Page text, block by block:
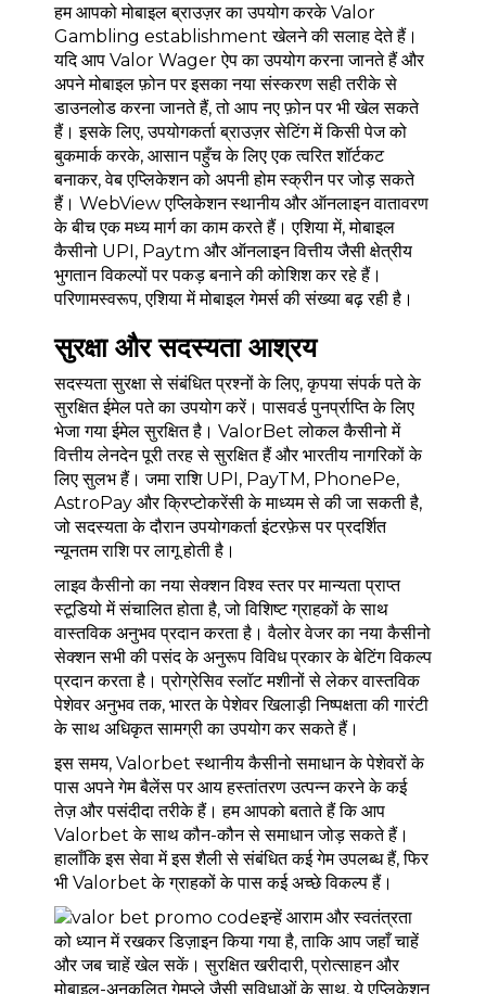
हम आपको मोबाइल ब्राउज़र का उपयोग करके Valor
Gambling establishment खेलने की सलाह देते हैं।
यदि आप Valor Wager ऐप का उपयोग करना जानते हैं और
अपने मोबाइल फ़ोन पर इसका नया संस्करण सही तरीके से
डाउनलोड करना जानते हैं, तो आप नए फ़ोन पर भी खेल सकते
हैं। इसके लिए, उपयोगकर्ता ब्राउज़र सेटिंग में किसी पेज को
बुकमार्क करके, आसान पहुँच के लिए एक त्वरित शॉर्टकट
बनाकर, वेब एप्लिकेशन को अपनी होम स्क्रीन पर जोड़ सकते
हैं। WebView एप्लिकेशन स्थानीय और ऑनलाइन वातावरण
के बीच एक मध्य मार्ग का काम करते हैं। एशिया में, मोबाइल
कैसीनो UPI, Paytm और ऑनलाइन वित्तीय जैसी क्षेत्रीय
भुगतान विकल्पों पर पकड़ बनाने की कोशिश कर रहे हैं।
परिणामस्वरूप, एशिया में मोबाइल गेमर्स की संख्या बढ़ रही है।
सुरक्षा और सदस्यता आश्रय
सदस्यता सुरक्षा से संबंधित प्रश्नों के लिए, कृपया संपर्क पते के
सुरक्षित ईमेल पते का उपयोग करें। पासवर्ड पुनर्प्राप्ति के लिए
भेजा गया ईमेल सुरक्षित है। ValorBet लोकल कैसीनो में
वित्तीय लेनदेन पूरी तरह से सुरक्षित हैं और भारतीय नागरिकों के
लिए सुलभ हैं। जमा राशि UPI, PayTM, PhonePe,
AstroPay और क्रिप्टोकरेंसी के माध्यम से की जा सकती है,
जो सदस्यता के दौरान उपयोगकर्ता इंटरफ़ेस पर प्रदर्शित
न्यूनतम राशि पर लागू होती है।
लाइव कैसीनो का नया सेक्शन विश्व स्तर पर मान्यता प्राप्त
स्टूडियो में संचालित होता है, जो विशिष्ट ग्राहकों के साथ
वास्तविक अनुभव प्रदान करता है। वैलोर वेजर का नया कैसीनो
सेक्शन सभी की पसंद के अनुरूप विविध प्रकार के बेटिंग विकल्प
प्रदान करता है। प्रोग्रेसिव स्लॉट मशीनों से लेकर वास्तविक
पेशेवर अनुभव तक, भारत के पेशेवर खिलाड़ी निष्पक्षता की गारंटी
के साथ अधिकृत सामग्री का उपयोग कर सकते हैं।
इस समय, Valorbet स्थानीय कैसीनो समाधान के पेशेवरों के
पास अपने गेम बैलेंस पर आय हस्तांतरण उत्पन्न करने के कई
तेज़ और पसंदीदा तरीके हैं। हम आपको बताते हैं कि आप
Valorbet के साथ कौन-कौन से समाधान जोड़ सकते हैं।
हालाँकि इस सेवा में इस शैली से संबंधित कई गेम उपलब्ध हैं, फिर
भी Valorbet के ग्राहकों के पास कई अच्छे विकल्प हैं।
इन्हें आराम और स्वतंत्रता
को ध्यान में रखकर डिज़ाइन किया गया है, ताकि आप जहाँ चाहें
और जब चाहें खेल सकें। सुरक्षित खरीदारी, प्रोत्साहन और
मोबाइल-अनुकूलित गेमप्ले जैसी सुविधाओं के साथ, ये एप्लिकेशन